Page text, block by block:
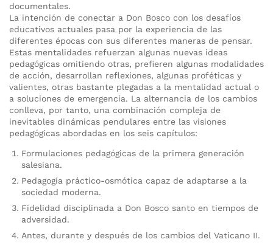
documentales.
La intención de conectar a Don Bosco con los desafíos
educativos actuales pasa por la experiencia de las
diferentes épocas con sus diferentes maneras de pensar.
Estas mentalidades refuerzan algunas nuevas ideas
pedagógicas omitiendo otras, prefieren algunas modalidades
de acción, desarrollan reflexiones, algunas proféticas y
valientes, otras bastante plegadas a la mentalidad actual o
a soluciones de emergencia. La alternancia de los cambios
conlleva, por tanto, una combinación compleja de
inevitables dinámicas pendulares entre las visiones
pedagógicas abordadas en los seis capítulos:
Formulaciones pedagógicas de la primera generación
salesiana.
Pedagogía práctico-osmótica capaz de adaptarse a la
sociedad moderna.
Fidelidad disciplinada a Don Bosco santo en tiempos de
adversidad.
Antes, durante y después de los cambios del Vaticano II.